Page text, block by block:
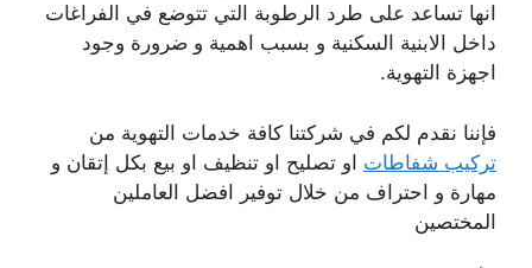
انها تساعد على طرد الرطوبة التي تتوضع في الفراغات
داخل الابنية السكنية و بسبب اهمية و ضرورة وجود
اجهزة التهوية.
فإننا نقدم لكم في شركتنا كافة خدمات التهوية من
تركيب شفاطات او تصليح او تنظيف او بيع بكل إتقان و
مهارة و احتراف من خلال توفير افضل العاملين
المختصين